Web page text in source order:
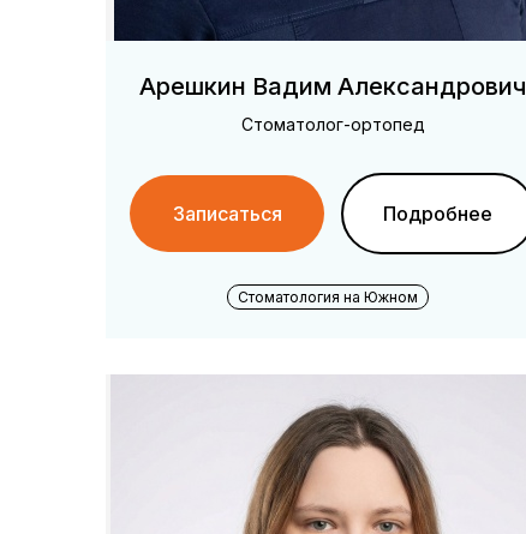
Арешкин Вадим Александрович
Стоматолог-ортопед
Записаться Подробнее
Стоматология на Южном